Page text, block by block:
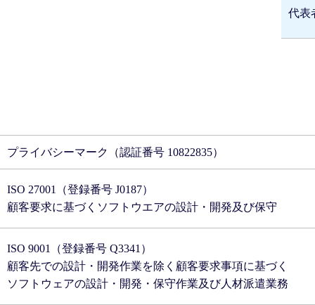
代表
プライバシーマーク（認証番号 10822835）
ISO 27001（登録番号 J0187）
顧客要求に基づくソフトウエアの設計・開発及び保守
ISO 9001（登録番号 Q3341）
顧客先での設計・開発作業を除く顧客要求事項に基づく
ソフトウェアの設計・開発・保守作業及び人材派遣業務